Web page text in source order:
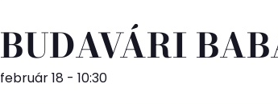
BUDAVÁRI
február 18 - 10:30